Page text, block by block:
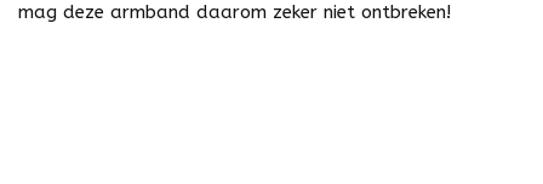
mag deze armband daarom zeker niet ontbreken!